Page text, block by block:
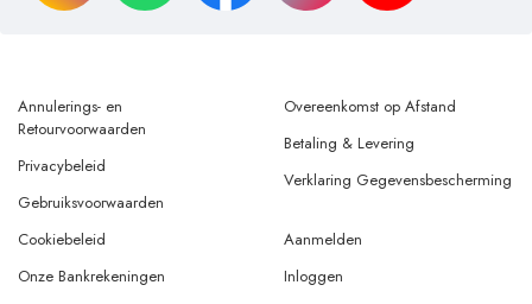
Retourvoorwaarden
Privacybeleid
Gebruiksvoorwaarden
Betaling & Levering
Verklaring Gegevensbescherming
Cookiebeleid
Onze Bankrekeningen
Help
Inloggen
Wachtwoord vergeten